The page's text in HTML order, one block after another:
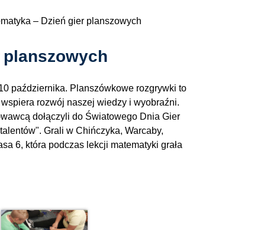
– Dzień gier planszowych
planszowych
października. Planszówkowe rozgrywki to
rozwój naszej wiedzy i wyobraźni.
dołączyli do Światowego Dnia Gier
Grali w Chińczyka, Warcaby,
6, która podczas lekcji matematyki grała